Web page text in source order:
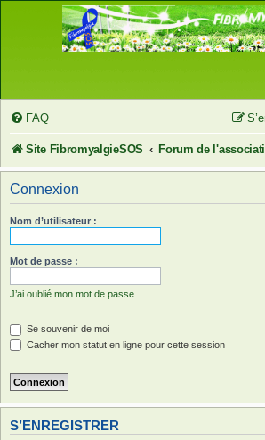
FAQ
Site FibromyalgieSOS Forum de
Connexion
Nom d’utilisateur :
Mot de passe :
J’ai oublié mon mot de passe
Se souvenir de moi
Cacher mon statut en ligne pour cette session
S’ENREGISTRER